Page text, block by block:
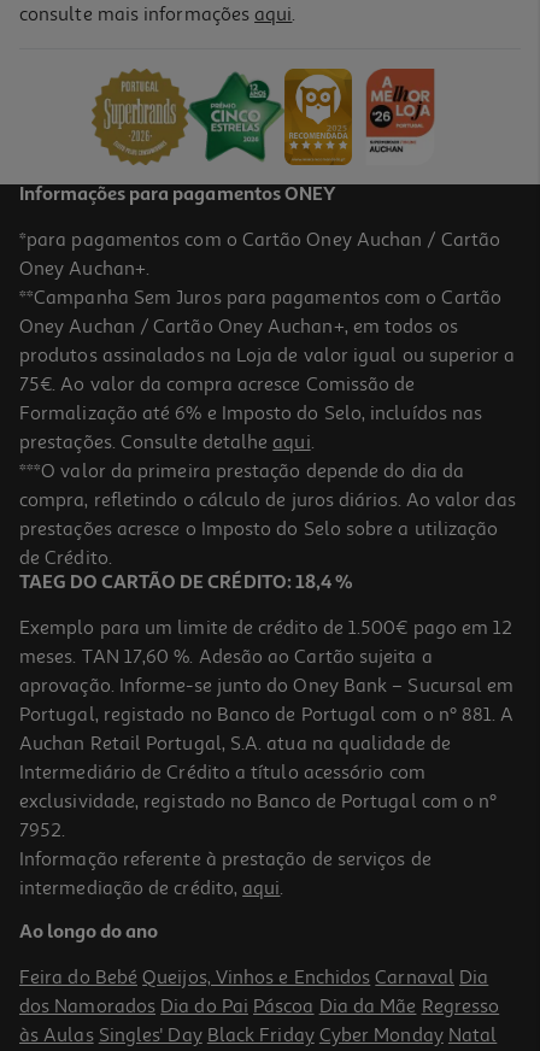
Panos - Multiusos Scotch-Brite Cores 3un
Pano Microfibras Vileda Azul E Cinzento 3un
4.09 €/un
4,09 €
Pano Vileda Esponja 5un
0.9 €/un
4,49 €
consulte mais informações aqui.
Informações para pagamentos ONEY
*para pagamentos com o Cartão Oney Auchan / Cartão
Oney Auchan+.
**Campanha Sem Juros para pagamentos com o Cartão
Oney Auchan / Cartão Oney Auchan+, em todos os
produtos assinalados na Loja de valor igual ou superior a
75€. Ao valor da compra acresce Comissão de
Formalização até 6% e Imposto do Selo, incluídos nas
prestações. Consulte detalhe aqui.
***O valor da primeira prestação depende do dia da
compra, refletindo o cálculo de juros diários. Ao valor das
prestações acresce o Imposto do Selo sobre a utilização
de Crédito.
TAEG DO CARTÃO DE CRÉDITO: 18,4 %
Exemplo para um limite de crédito de 1.500€ pago em 12
meses. TAN 17,60 %. Adesão ao Cartão sujeita a
aprovação. Informe-se junto do Oney Bank – Sucursal em
Portugal, registado no Banco de Portugal com o nº 881. A
Auchan Retail Portugal, S.A. atua na qualidade de
Intermediário de Crédito a título acessório com
exclusividade, registado no Banco de Portugal com o nº
7952.
Informação referente à prestação de serviços de
intermediação de crédito, aqui.
Ao longo do ano
Feira do Bebé Queijos, Vinhos e Enchidos Carnaval Dia
dos Namorados Dia do Pai Páscoa Dia da Mãe Regresso
às Aulas Singles' Day Black Friday Cyber Monday Natal